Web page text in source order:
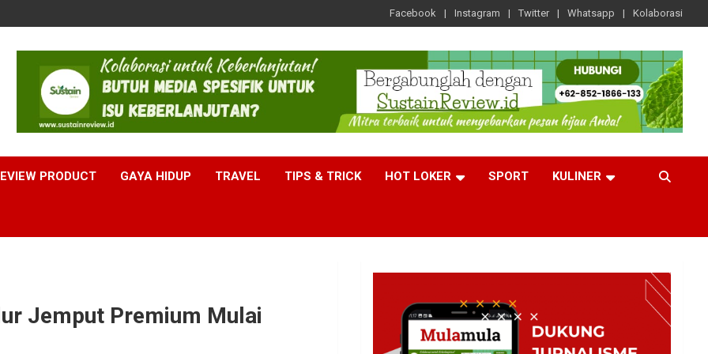
Facebook Instagram Twitter Whatsapp Kolaborasi
PRODUCT GAYA HIDUP TRAVEL TIPS & TRICK HOT LOKER SPORT KULINER
Jemput Premium Mulai